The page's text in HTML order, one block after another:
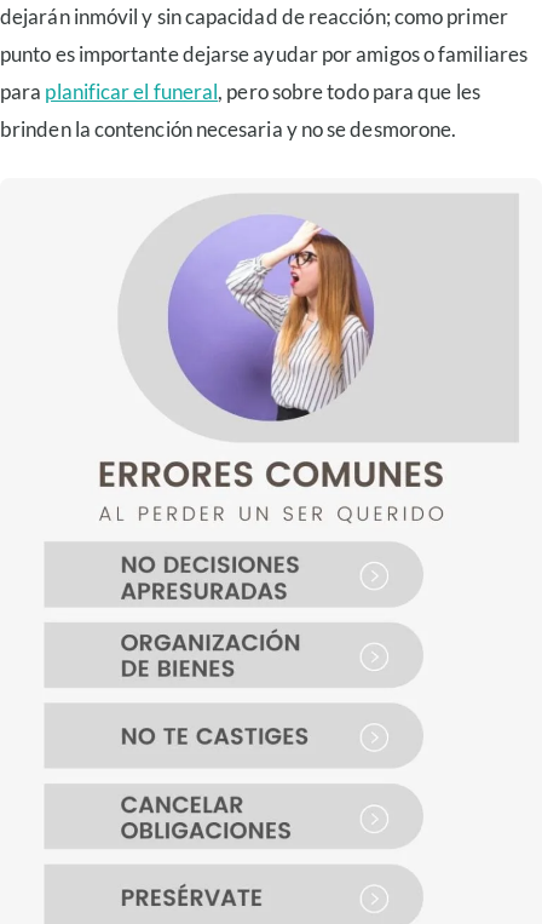
dejarán inmóvil y sin capacidad de reacción; como primer
punto es importante dejarse ayudar por amigos o familiares
para planificar el funeral, pero sobre todo para que les
brinden la contención necesaria y no se desmorone.